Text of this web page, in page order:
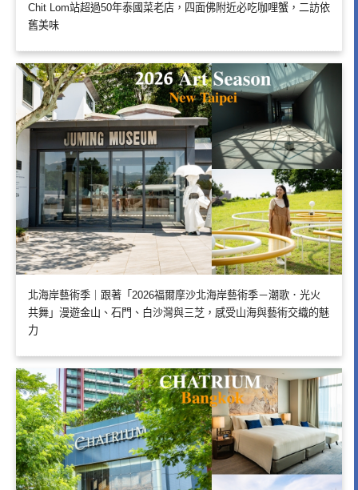
Chit Lom站超過50年泰國菜老店，四面佛附近必吃咖哩蟹，二訪依
舊美味
北海岸藝術季｜跟著「2026福爾摩沙北海岸藝術季－潮歌．光火
共舞」漫遊金山、石門、白沙灣與三芝，感受山海與藝術交織的魅
力